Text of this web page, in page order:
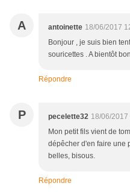
A antoinette 18/06/2017
Bonjour , je suis bien
souricettes . A bientôt
Répondre
P pecelette32 18/06/2017
Mon petit fils vient de
dépêcher d'en faire une
belles, bisous.
Répondre